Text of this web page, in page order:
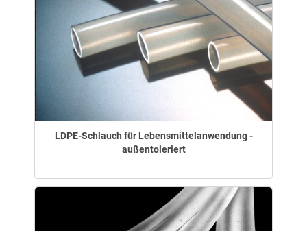
LDPE-Schlauch für Lebensmittelanwendung -
außentoleriert